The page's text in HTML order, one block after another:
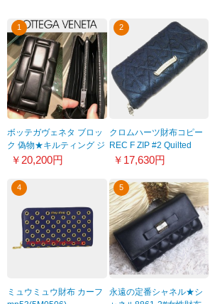
1
ボッテガヴェネタ ブロッ
ク 偽物★キルティング ジ
ップアラウンド 長財布
￥20,200円
2
クロムハーツ財布コピー
REC F ZIP #2 Quilted
MTLC DK BLUE メタリッ
ーパッチchw20
￥17,630円
4
ミュウミュウ財布 カーフ
5
永遠の定番シャネル★シ